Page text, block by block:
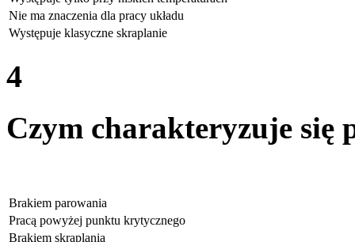
Nie ma znaczenia dla pracy układu
Występuje klasyczne skraplanie
4
Czym charakteryzuje się
Brakiem parowania
Pracą powyżej punktu krytycznego
Brakiem skraplania